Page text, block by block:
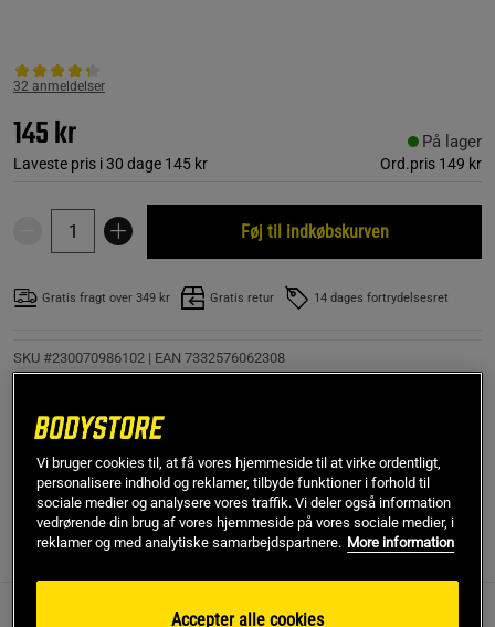
32 anmeldelser
145 kr
Laveste pris i 30 dage 145 kr Ord.pris 149 kr
På lager
Føj til indkøbskurven
Gratis fragt over 349 kr Gratis retur 14 dages fortrydelsesret
SKU #230070986102 | EAN 7332576062308
Wraps giver kraftigt støtte uden at begrænse håndleddet's
naturlige bevægelse.
Læs mere
Information Anmeldelser
Vi bruger cookies til, at få vores hjemmeside til at virke ordentligt,
personalisere indhold og reklamer, tilbyde funktioner i forhold til
sociale medier og analysere vores traffik. Vi deler også information
vedrørende din brug af vores hjemmeside på vores sociale medier, i
reklamer og med analytiske samarbejdspartnere. More information
Accepter alle cookies